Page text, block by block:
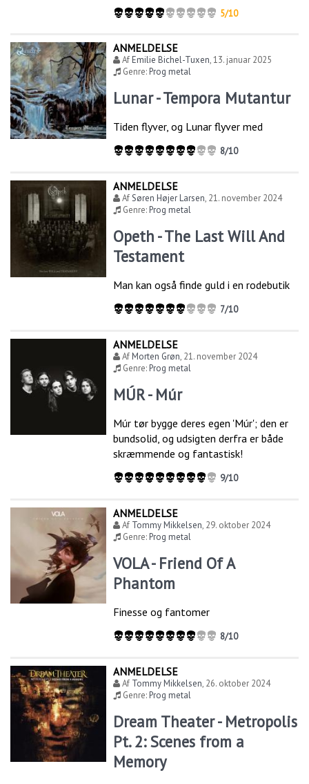
5/10
ANMELDELSE
AfEmilie Bichel-Tuxen,13. januar 2025
Genre:Prog metal
Lunar - Tempora Mutantur
Tiden flyver, og Lunar flyver med
8/10
ANMELDELSE
AfSøren Højer Larsen, 21. november 2024
Genre:Prog metal
Opeth - The Last Will And
Testament
Man kan også finde guld i en rodebutik
7/10
ANMELDELSE
AfMorten Grøn, 21. november 2024
Genre:Prog metal
MÚR - Múr
Múr tør bygge deres egen 'Múr'; den er
bundsolid, og udsigten derfra er både
skræmmende og fantastisk!
9/10
ANMELDELSE
Af Tommy Mikkelsen, 29. oktober 2024
Genre:Prog metal
VOLA - Friend Of A
Phantom
Finesse og fantomer
8/10
ANMELDELSE
Af Tommy Mikkelsen, 26. oktober 2024
Genre:Prog metal
Dream Theater - Metropolis
Pt. 2: Scenes from a
Memory